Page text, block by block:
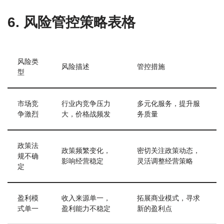
6. 风险管控策略表格
风险类
型
风险描述 管控措施
市场竞
争激烈
行业内竞争压力
大，价格战频发
多元化服务，提升服
务质量
政策法
规不确
定
政策频繁变化，
影响经营稳定
密切关注政策动态，
灵活调整经营策略
盈利模
式单一
收入来源单一，
盈利能力不稳定
拓展商业模式，寻求
新的盈利点